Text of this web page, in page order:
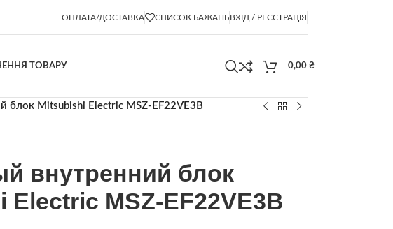
ОПЛАТА/ДОСТАВКА СПИСОК БАЖАНЬВХІД / РЕЄСТРАЦІЯ
ТОВАРУ 0,00 ₴
блок Mitsubishi Electric MSZ-EF22VE3B
внутренний блок
Electric MSZ-EF22VE3B